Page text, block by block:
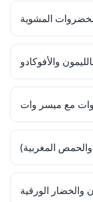
المشوية
والأفوكادو
مع ميسر وات
المغربية)
والخضار الورقية